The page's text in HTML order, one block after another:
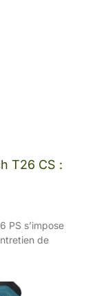
T26 CS :
PS s’impose
de